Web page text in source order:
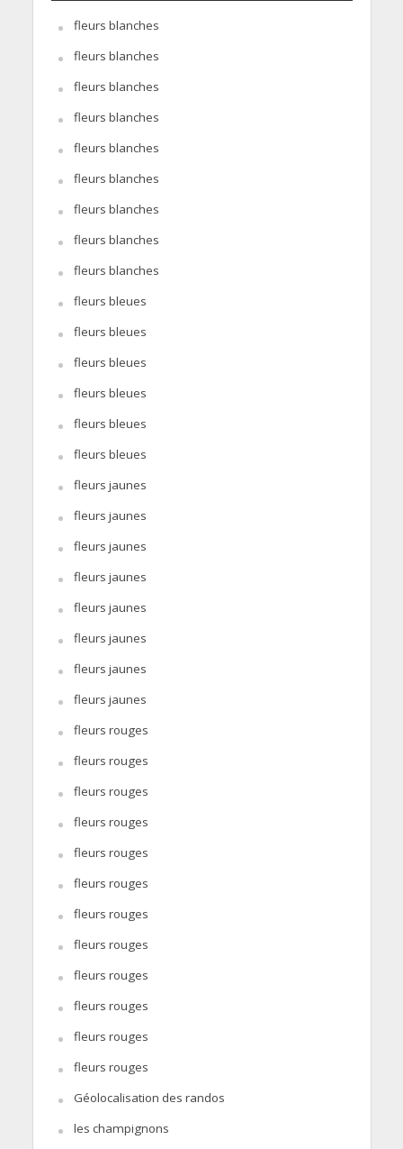
fleurs blanches
fleurs blanches
fleurs blanches
fleurs blanches
fleurs blanches
fleurs blanches
fleurs blanches
fleurs blanches
fleurs blanches
fleurs bleues
fleurs bleues
fleurs bleues
fleurs bleues
fleurs bleues
fleurs bleues
fleurs jaunes
fleurs jaunes
fleurs jaunes
fleurs jaunes
fleurs jaunes
fleurs jaunes
fleurs jaunes
fleurs jaunes
fleurs rouges
fleurs rouges
fleurs rouges
fleurs rouges
fleurs rouges
fleurs rouges
fleurs rouges
fleurs rouges
fleurs rouges
fleurs rouges
fleurs rouges
fleurs rouges
Géolocalisation des randos
les champignons